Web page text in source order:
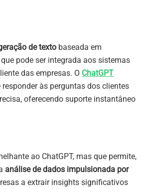
de texto baseada em
pode ser integrada aos sistemas
das empresas. O ChatGPT
responder às perguntas dos clientes
oferecendo suporte instantâneo
ao ChatGPT, mas que permite,
análise de dados impulsionada por
a extrair insights significativos